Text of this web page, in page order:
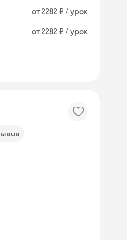
от 2282 ₽ / урок
от 2282 ₽ / урок